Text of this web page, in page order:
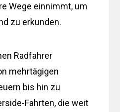
Wege einnimmt, um
zu erkunden.
Radfahrer
mehrtägigen
bis hin zu
Fahrten, die weit